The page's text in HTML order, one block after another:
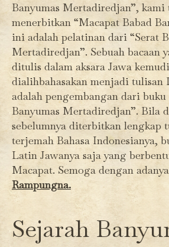
Banyumas Mertadiredjan”, kami
menerbitkan “Macapat Babad
ini adalah pelatinan dari “Serat
Mertadiredjan”. Sebuah bacaan
ditulis dalam aksara Jawa
dialihbahasakan menjadi
adalah pengembangan dari buku
Banyumas Mertadiredjan”. Bila
sebelumnya diterbitkan lengkap
terjemah Bahasa Indonesianya,
Latin Jawanya saja yang
Macapat. Semoga dengan
Rampungna.
Sejarah